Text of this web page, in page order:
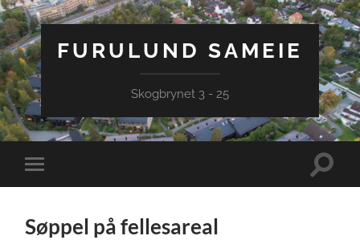
FURULUND SAMEIE
Skogbrynet 3 - 25
Veksle
mobilmeny
Veksle
Søppel på fellesareal